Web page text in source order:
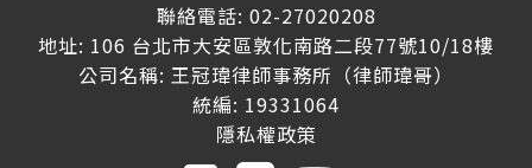
聯絡電話: 02-27020208
地址: 106 台北市大安區敦化南路二段77號10/18樓
公司名稱: 王冠瑋律師事務所（律師瑋哥）
統編: 19331064
隱私權政策